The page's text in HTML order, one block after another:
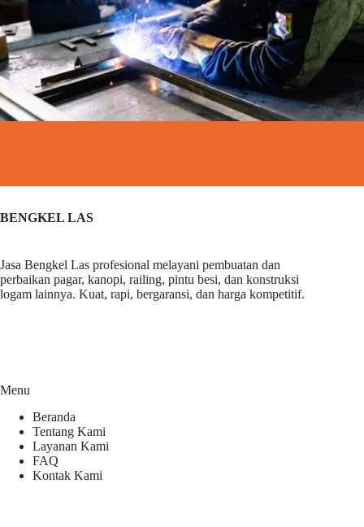
BENGKEL LAS
Jasa Bengkel Las profesional melayani pembuatan dan
perbaikan pagar, kanopi, railing, pintu besi, dan konstruksi
logam lainnya. Kuat, rapi, bergaransi, dan harga kompetitif.
Menu
Beranda
Tentang Kami
Layanan Kami
FAQ
Kontak Kami